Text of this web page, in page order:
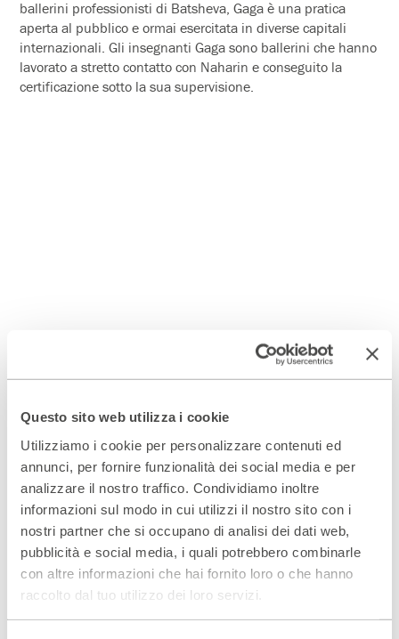
Questo sito web utilizza i cookie
Utilizziamo i cookie per personalizzare contenuti ed
annunci, per fornire funzionalità dei social media e per
analizzare il nostro traffico. Condividiamo inoltre
informazioni sul modo in cui utilizzi il nostro sito con i
nostri partner che si occupano di analisi dei dati web,
pubblicità e social media, i quali potrebbero combinarle
con altre informazioni che hai fornito loro o che hanno
raccolto dal tuo utilizzo dei loro servizi.
ballerini professionisti di Batsheva, Gaga è una pratica
aperta al pubblico e ormai esercitata in diverse capitali
internazionali. Gli insegnanti Gaga sono ballerini che hanno
lavorato a stretto contatto con Naharin e conseguito la
certificazione sotto la sua supervisione.